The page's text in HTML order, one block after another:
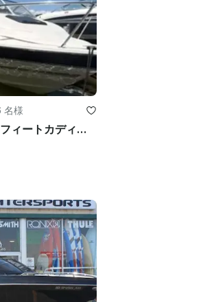
名様
モンタナ州サマーズの19フィートカディキャビン賃貸